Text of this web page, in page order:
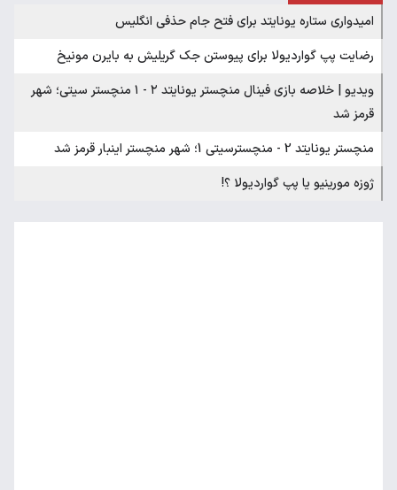
امیدواری ستاره یونایتد برای فتح جام حذفی انگلیس
رضایت پپ گواردیولا برای پیوستن جک گریلیش به بایرن مونیخ
ویدیو | خلاصه بازی فینال منچستر یونایتد ۲ - ۱ منچستر سیتی؛ شهر
قرمز شد
منچستر یونایتد 2 - منچسترسیتی 1؛ شهر منچستر اینبار قرمز شد
ژوزه مورینیو یا پپ گواردیولا ؟!